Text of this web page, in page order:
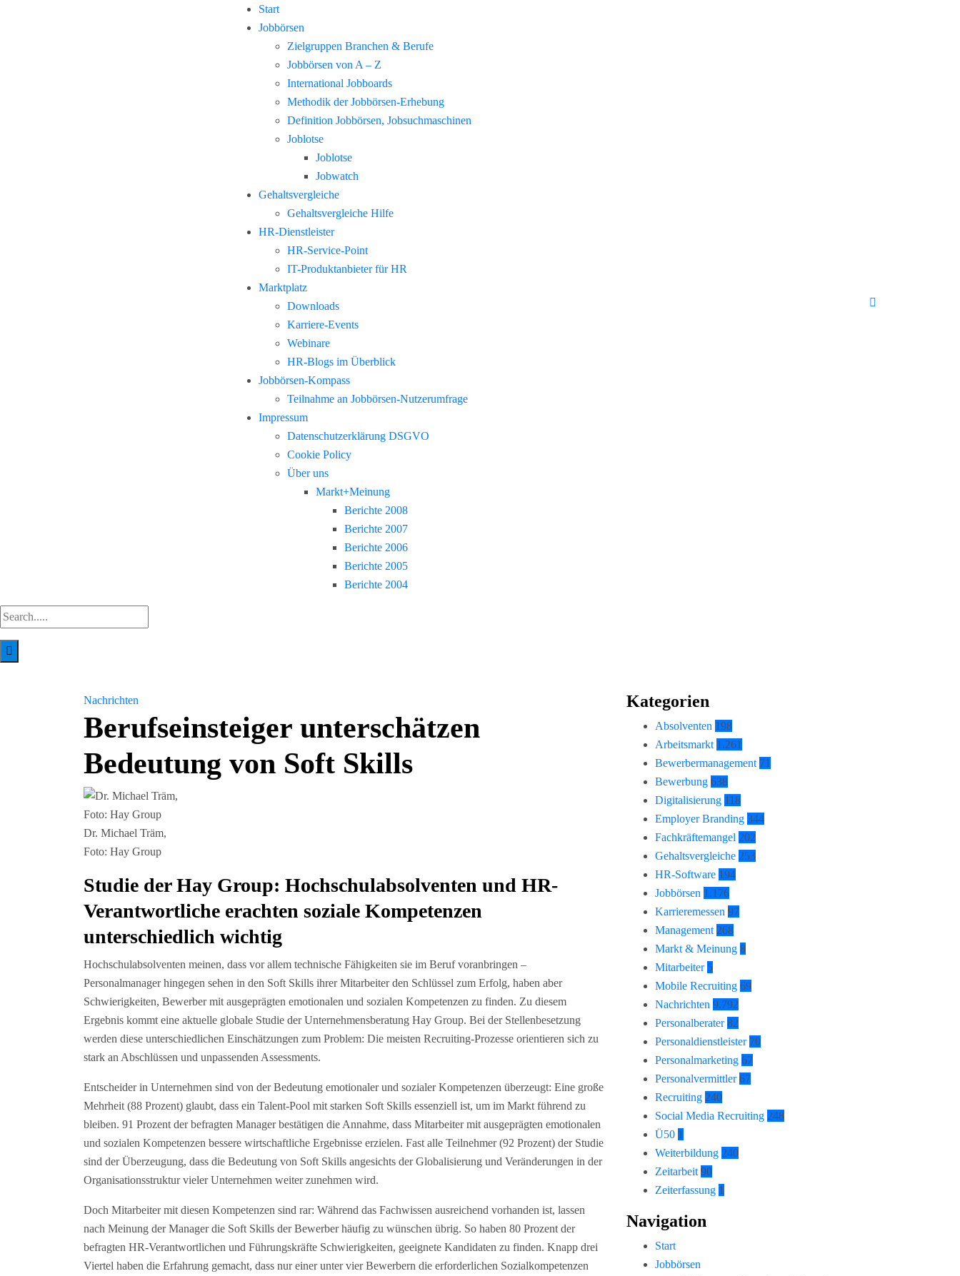
Start
Jobbörsen
Zielgruppen Branchen & Berufe
Jobbörsen von A – Z
International Jobboards
Methodik der Jobbörsen-Erhebung
Definition Jobbörsen, Jobsuchmaschinen
Joblotse
Joblotse
Jobwatch
Gehaltsvergleiche
Gehaltsvergleiche Hilfe
HR-Dienstleister
HR-Service-Point
IT-Produktanbieter für HR
Marktplatz
Downloads
Karriere-Events
Webinare
HR-Blogs im Überblick
Jobbörsen-Kompass
Teilnahme an Jobbörsen-Nutzerumfrage
Impressum
Datenschutzerklärung DSGVO
Cookie Policy
Über uns
Markt+Meinung
Berichte 2008
Berichte 2007
Berichte 2006
Berichte 2005
Berichte 2004
Nachrichten
Berufseinsteiger unterschätzen
Bedeutung von Soft Skills
Dr. Michael Träm,
Foto: Hay Group
Studie der Hay Group: Hochschulabsolventen und HR-
Verantwortliche erachten soziale Kompetenzen
unterschiedlich wichtig
Hochschulabsolventen meinen, dass vor allem technische Fähigkeiten sie im Beruf voranbringen –
Personalmanager hingegen sehen in den Soft Skills ihrer Mitarbeiter den Schlüssel zum Erfolg, haben aber
Schwierigkeiten, Bewerber mit ausgeprägten emotionalen und sozialen Kompetenzen zu finden. Zu diesem
Ergebnis kommt eine aktuelle globale Studie der Unternehmensberatung Hay Group. Bei der Stellenbesetzung
werden diese unterschiedlichen Einschätzungen zum Problem: Die meisten Recruiting-Prozesse orientieren sich zu
stark an Abschlüssen und unpassenden Assessments.
Entscheider in Unternehmen sind von der Bedeutung emotionaler und sozialer Kompetenzen überzeugt: Eine große
Mehrheit (88 Prozent) glaubt, dass ein Talent-Pool mit starken Soft Skills essenziell ist, um im Markt führend zu
bleiben. 91 Prozent der befragten Manager bestätigen die Annahme, dass Mitarbeiter mit ausgeprägten emotionalen
und sozialen Kompetenzen bessere wirtschaftliche Ergebnisse erzielen. Fast alle Teilnehmer (92 Prozent) der Studie
sind der Überzeugung, dass die Bedeutung von Soft Skills angesichts der Globalisierung und Veränderungen in der
Organisationsstruktur vieler Unternehmen weiter zunehmen wird.
Doch Mitarbeiter mit diesen Kompetenzen sind rar: Während das Fachwissen ausreichend vorhanden ist, lassen
nach Meinung der Manager die Soft Skills der Bewerber häufig zu wünschen übrig. So haben 80 Prozent der
befragten HR-Verantwortlichen und Führungskräfte Schwierigkeiten, geeignete Kandidaten zu finden. Knapp drei
Viertel haben die Erfahrung gemacht, dass nur einer unter vier Bewerbern die erforderlichen Sozialkompetenzen
Kategorien
Absolventen 198
Arbeitsmarkt 1.261
Bewerbermanagement 71
Bewerbung 638
Digitalisierung 118
Employer Branding 344
Fachkräftemangel 202
Gehaltsvergleiche 253
HR-Software 194
Jobbörsen 1.176
Karrieremessen 97
Management 268
Markt & Meinung 8
Mitarbeiter 5
Mobile Recruiting 69
Nachrichten 9.792
Personalberater 82
Personaldienstleister 70
Personalmarketing 67
Personalvermittler 67
Recruiting 240
Social Media Recruiting 248
Ü50 1
Weiterbildung 240
Zeitarbeit 90
Zeiterfassung 1
Navigation
Start
Jobbörsen